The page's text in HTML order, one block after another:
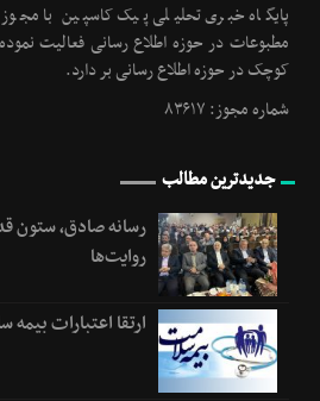
پایگاه خبری تحلیلی پیک کاسپین با
مطبوعات در حوزه اطلاع رسانی فعالیت
کوچک در حوزه اطلاع رسانی بر دارد.
شماره مجوز: ۸۳۶۱۷
جدیدترین مطالب
رسانه‌ صادق، ستون
روایت‌ها
ارتقا اعتبارات بیمه